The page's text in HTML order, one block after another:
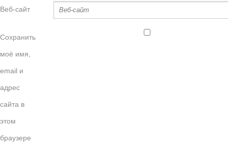
Веб-сайт
Сохранить
моё имя,
email и
адрес
сайта в
этом
браузере